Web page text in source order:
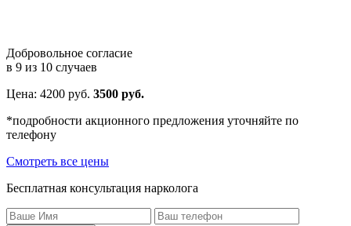
Добровольное согласие
в 9 из 10 случаев
Цена: 4200 руб. 3500 руб.
*подробности акционного предложения уточняйте по
телефону
Смотреть все цены
Бесплатная консультация нарколога